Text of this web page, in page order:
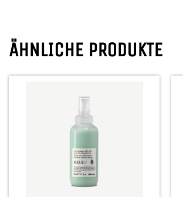
ÄHNLICHE PRODUKTE